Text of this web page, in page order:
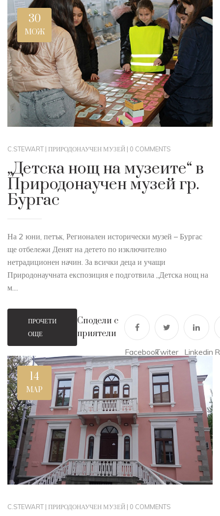
30
МОЖ
C.STEWART | ПРИРОДОНАУЧЕН МУЗЕЙ | 0 COMMENTS
„Детска нощ на музеите“ в
Природонаучен музей гр.
Бургас
На 2 юни, петък, Регионален исторически музей – Бургас
ще отбележи Денят на детето по изключително
нетрадиционен начин. За всички деца и учащи
Природонаучната експозиция е подготвила „Детска нощ на
м....
ПРОЧЕТИ
ОЩЕ
Сподели с
приятели
FacebookTwiter Linkedin
14
МАР
C.STEWART | ПРИРОДОНАУЧЕН МУЗЕЙ | 0 COMMENTS